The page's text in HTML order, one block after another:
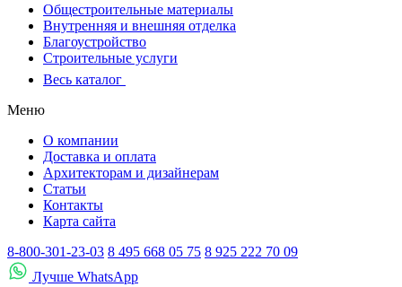
Общестроительные материалы
Внутренняя и внешняя отделка
Благоустройство
Строительные услуги
Весь каталог
Меню
О компании
Доставка и оплата
Архитекторам и дизайнерам
Статьи
Контакты
Карта сайта
8-800-301-23-03 8 495 668 05 75 8 925 222 70 09
Лучше WhatsApp